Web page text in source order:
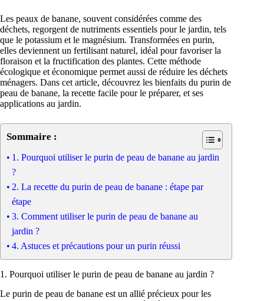
Les peaux de banane, souvent considérées comme des
déchets, regorgent de nutriments essentiels pour le jardin, tels
que le potassium et le magnésium. Transformées en purin,
elles deviennent un fertilisant naturel, idéal pour favoriser la
floraison et la fructification des plantes. Cette méthode
écologique et économique permet aussi de réduire les déchets
ménagers. Dans cet article, découvrez les bienfaits du purin de
peau de banane, la recette facile pour le préparer, et ses
applications au jardin.
Sommaire :
1. Pourquoi utiliser le purin de peau de banane au jardin
?
2. La recette du purin de peau de banane : étape par
étape
3. Comment utiliser le purin de peau de banane au
jardin ?
4. Astuces et précautions pour un purin réussi
1. Pourquoi utiliser le purin de peau de banane au jardin ?
Le purin de peau de banane est un allié précieux pour les